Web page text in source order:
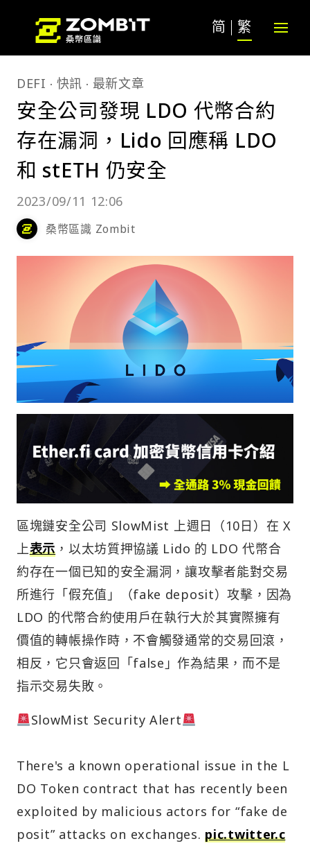
简 繁
DEFI 快訊 最新文章
安全公司發現 LDO 代幣合約
存在漏洞，Lido 回應稱 LDO
和 stETH 仍安全
2023/09/11 12:06
桑幣區識 Zombit
區塊鏈安全公司 SlowMist 上週日（10日）在 X
上表示 ，以太坊質押協議 Lido 的 LDO 代幣合
約存在一個已知的安全漏洞，讓攻擊者能對交易
所進行「假充值」（fake deposit）攻擊，因為
LDO 的代幣合約使用戶在執行大於其實際擁有
價值的轉帳操作時，不會觸發通常的交易回滾，
相反，它只會返回「false」作為結果，而不是
指示交易失敗。
SlowMist Security Alert
There's a known operational issue in the L
DO Token contract that has recently been
exploited by malicious actors for “fake de
posit” attacks on exchanges.pic.twitter.c